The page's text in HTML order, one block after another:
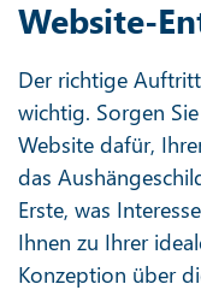
Website-
Der richtige
wichtig. Sorgen
Website dafür,
das
Erste, was
Ihnen zu Ihrer
Konzeption über